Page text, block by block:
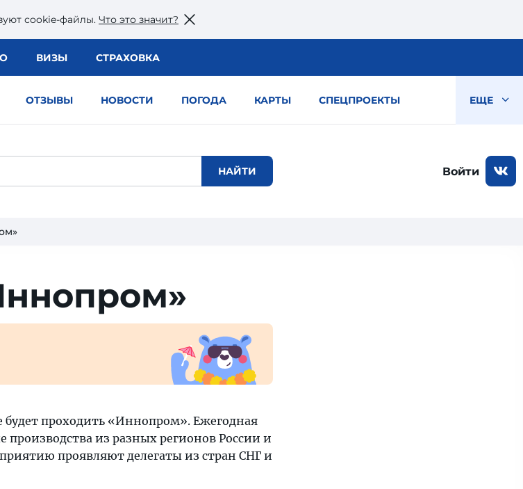
сookie-файлы. Что это значит?
ВИЗЫ СТРАХОВКА
ОТЗЫВЫ НОВОСТИ ПОГОДА КАРТЫ СПЕЦПРОЕКТЫ ЕЩЕ
Войти
будет проходить «Иннопром». Ежегодная
из разных регионов России и
проявляют делегаты из стран СНГ и